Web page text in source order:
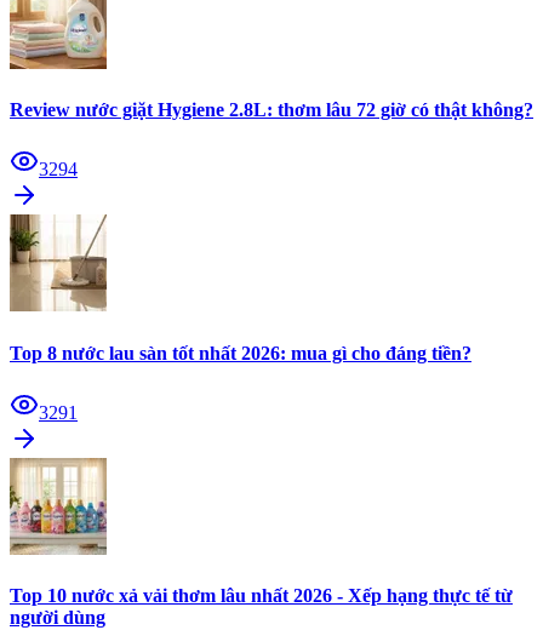
Review nước giặt Hygiene 2.8L: thơm lâu 72 giờ có thật không?
3294
Top 8 nước lau sàn tốt nhất 2026: mua gì cho đáng tiền?
3291
Top 10 nước xả vải thơm lâu nhất 2026 - Xếp hạng thực tế từ
người dùng